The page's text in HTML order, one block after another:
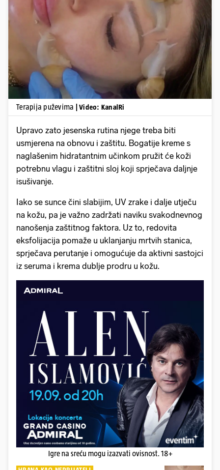
Terapija puževima | Video: KanalRi
Upravo zato jesenska rutina njege treba biti
usmjerena na obnovu i zaštitu. Bogatije kreme s
naglašenim hidratantnim učinkom pružit će koži
potrebnu vlagu i zaštitni sloj koji sprječava daljnje
isušivanje.
Iako se sunce čini slabijim, UV zrake i dalje utječu
na kožu, pa je važno zadržati naviku svakodnevnog
nanošenja zaštitnog faktora. Uz to, redovita
eksfolijacija pomaže u uklanjanju mrtvih stanica,
sprječava perutanje i omogućuje da aktivni sastojci
iz seruma i krema dublje prodru u kožu.
Igre na sreću mogu izazvati ovisnost. 18+